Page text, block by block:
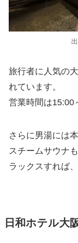
旅行者に人気の
れています。
営業時間は15:00
さらに男湯には
スチームサウナ
ラックスすれば
日和ホテル大